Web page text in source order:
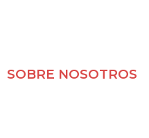
SOBRE NOSOTROS